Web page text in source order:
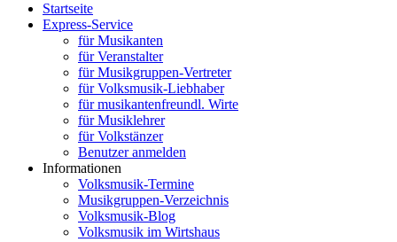
Startseite
Express-Service
für Musikanten
für Veranstalter
für Musikgruppen-Vertreter
für Volksmusik-Liebhaber
für musikantenfreundl. Wirte
für Musiklehrer
für Volkstänzer
Benutzer anmelden
Informationen
Volksmusik-Termine
Musikgruppen-Verzeichnis
Volksmusik-Blog
Volksmusik im Wirtshaus